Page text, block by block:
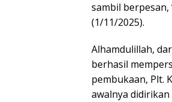
sambil berpesan,
(1/11/2025).
Alhamdulillah,
berhasil
pembukaan, Plt.
awalnya didirikan